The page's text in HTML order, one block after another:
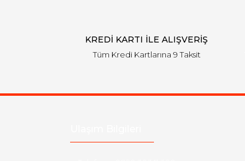
KREDİ KARTI İLE ALIŞVERİŞ
Tüm Kredi Kartlarına 9 Taksit